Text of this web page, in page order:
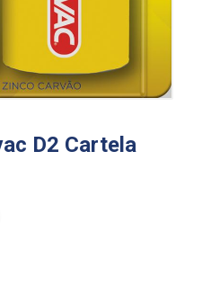
D2 Cartela